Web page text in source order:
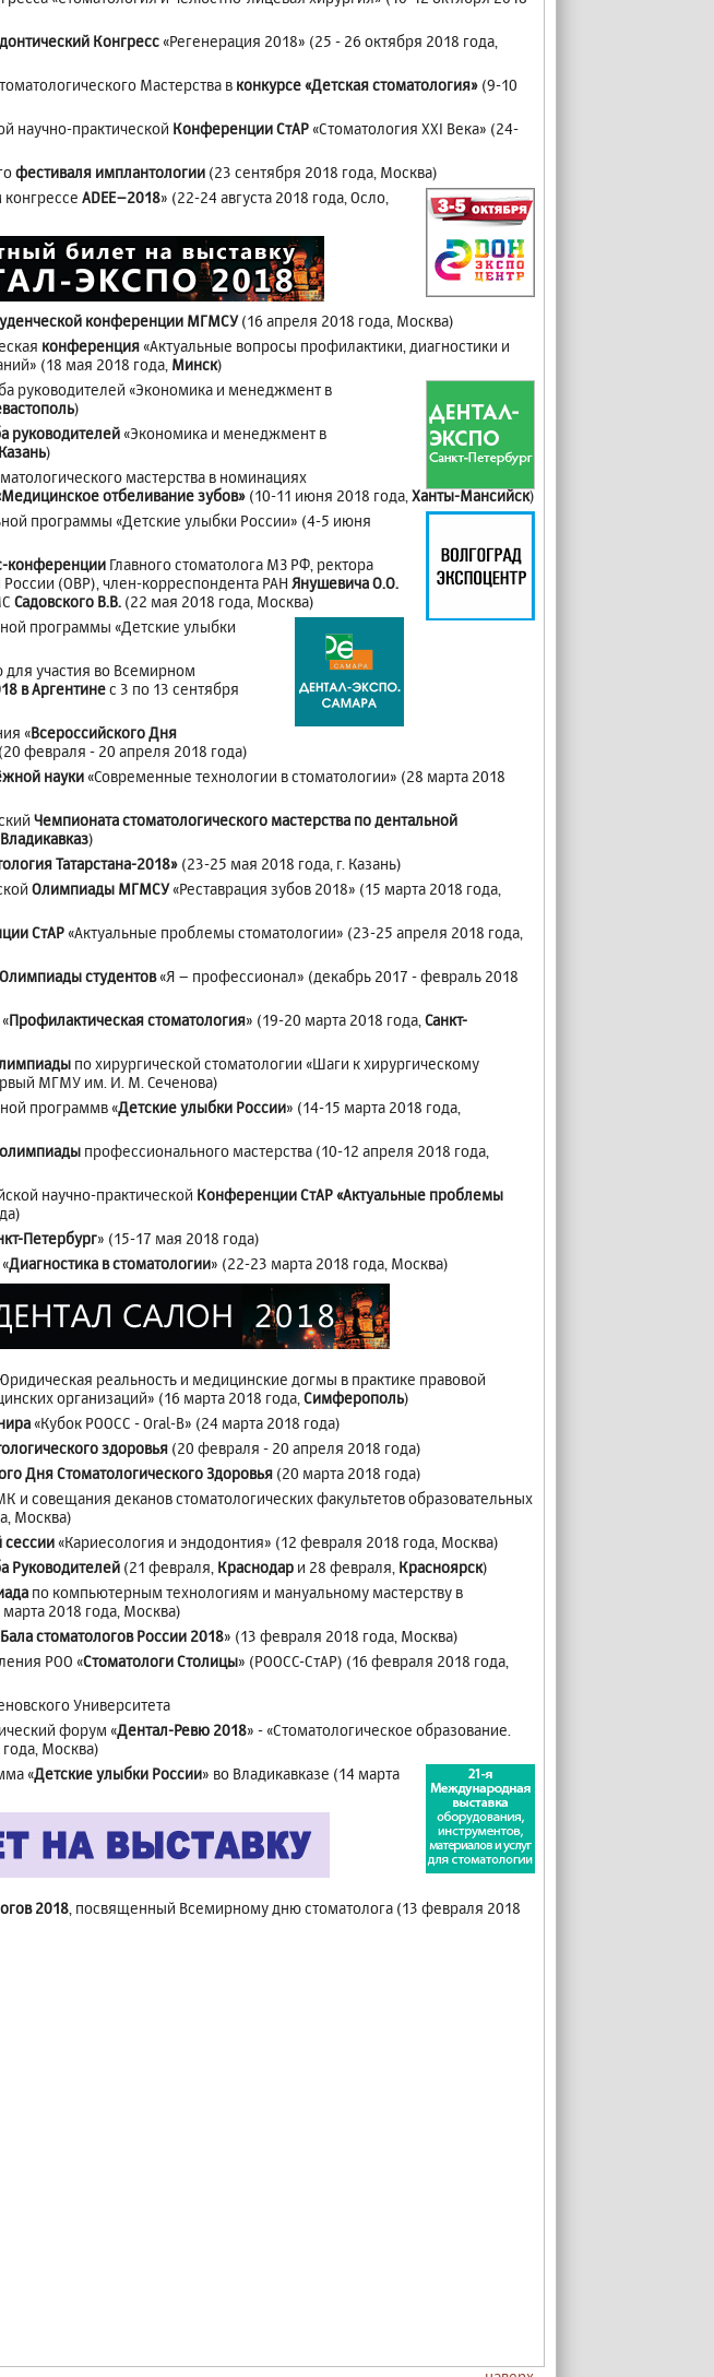
Конгресс «Регенерация 2018» (25 - 26 октября 2018 года,
Мастерства в конкурсе «Детская стоматология» (9-10
научно-практической Конференции СтАР «Стоматология XXI Века» (24-
фестиваля имплантологии (23 сентября 2018 года, Москва)
ADEE–2018» (22-24 августа 2018 года, Осло,
конференции МГМСУ(16 апреля 2018 года, Москва)
конференция «Актуальные вопросы профилактики, диагностики и
(18 мая 2018 года, Минск)
руководителей «Экономика и менеджмент в
)
руководителей «Экономика и менеджмент в
Казань)
мастерства в номинациях
отбеливание зубов» (10-11 июня 2018 года, Ханты-Мансийск)
программы «Детские улыбки России» (4-5 июня
конференции Главного стоматолога МЗ РФ, ректора
(ОВР), член-корреспондента РАН Янушевича О.О.
Садовского В.В. (22 мая 2018 года, Москва)
программы «Детские улыбки
участия во Всемирном
в Аргентинес 3 по 13 сентября
«Всероссийского Дня
февраля - 20 апреля 2018 года)
науки «Современные технологии в стоматологии» (28 марта 2018
Чемпионата стоматологического мастерства по дентальной
Владикавказ)
Татарстана-2018» (23-25 мая 2018 года, г. Казань)
Олимпиады МГМСУ«Реставрация зубов 2018» (15 марта 2018 года,
СтАР «Актуальные проблемы стоматологии» (23-25 апреля 2018 года,
студентов«Я – профессионал» (декабрь 2017 - февраль 2018
Профилактическая стоматология» (19-20 марта 2018 года, Санкт-
по хирургической стоматологии «Шаги к хирургическому
МГМУ им. И. М. Сеченова)
программв «Детские улыбки России» (14-15 марта 2018 года,
олимпиады профессионального мастерства (10-12 апреля 2018 года,
научно-практической Конференции СтАР «Актуальные проблемы
Петербург» (15-17 мая 2018 года)
Диагностика в стоматологии» (22-23 марта 2018 года, Москва)
реальность и медицинские догмы в практике правовой
организаций» (16 марта 2018 года, Симферополь)
«Кубок РООСС - Oral-B» (24 марта 2018 года)
здоровья (20 февраля - 20 апреля 2018 года)
Дня Стоматологического Здоровья (20 марта 2018 года)
и совещания деканов стоматологических факультетов образовательных
Москва)
сессии «Кариесология и эндодонтия» (12 февраля 2018 года, Москва)
Руководителей (21 февраля, Краснодар и 28 февраля, Красноярск)
по компьютерным технологиям и мануальному мастерству в
2018 года, Москва)
Бала стоматологов России 2018» (13 февраля 2018 года, Москва)
РОО «Стоматологи Столицы» (РООСС-СтАР) (16 февраля 2018 года,
Университета
форум «Дентал-Ревю 2018» - «Стоматологическое образование.
Москва)
«Детские улыбки России» во Владикавказе (14 марта
2018 , посвященный Всемирному дню стоматолога (13 февраля 2018